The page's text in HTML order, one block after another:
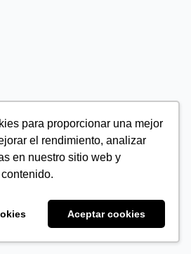
para proporcionar una mejor
el rendimiento, analizar
en nuestro sitio web y
Aceptar cookies